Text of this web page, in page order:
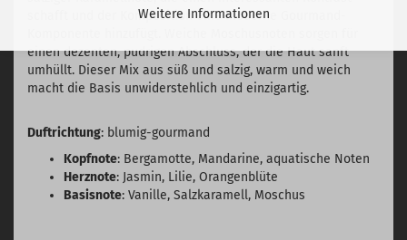
Weitere Informationen
schafft und der Komposition eine moderne Gourmand-
einen dezenten, pudrigen Abschluss, der die Haut sanft
umhüllt. Dieser Mix aus süß und salzig, warm und weich
macht die Basis unwiderstehlich und einzigartig.
Duftrichtung: blumig-gourmand
Kopfnote: Bergamotte, Mandarine, aquatische Noten
Herznote: Jasmin, Lilie, Orangenblüte
Basisnote: Vanille, Salzkaramell, Moschus